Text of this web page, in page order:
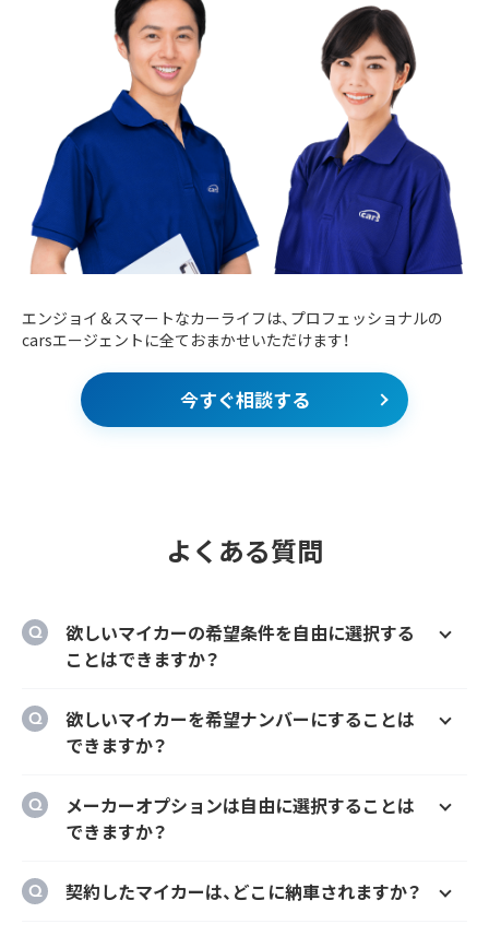
エンジョイ＆スマートなカーライフは、プロフェッショナルの
carsエージェントに全ておまかせいただけます！
今すぐ相談する
よくある質問
欲しいマイカーの希望条件を自由に選択する
ことはできますか？
ー、契約期間、ボーナス払い等を自由に選択す
ることができます。
欲しいマイカーを希望ナンバーにすることは
できますか？
とができます。
メーカーオプションは自由に選択することは
できますか？
様にカーナビ、ドラレコ、ETC、フロアマット等
契約したマイカーは、どこに納車されますか？